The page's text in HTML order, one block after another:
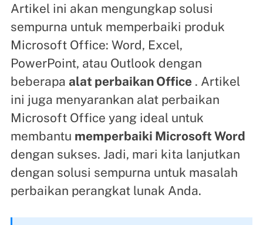
Artikel ini akan mengungkap solusi
sempurna untuk memperbaiki produk
Microsoft Office: Word, Excel,
PowerPoint, atau Outlook dengan
beberapa alat perbaikan Office . Artikel
ini juga menyarankan alat perbaikan
Microsoft Office yang ideal untuk
membantu memperbaiki Microsoft Word
dengan sukses. Jadi, mari kita lanjutkan
dengan solusi sempurna untuk masalah
perbaikan perangkat lunak Anda.